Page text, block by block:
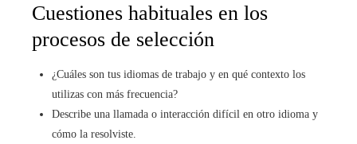
Cuestiones habituales en los
procesos de selección
¿Cuáles son tus idiomas de trabajo y en qué contexto los
utilizas con más frecuencia?
Describe una llamada o interacción difícil en otro idioma y
cómo la resolviste.